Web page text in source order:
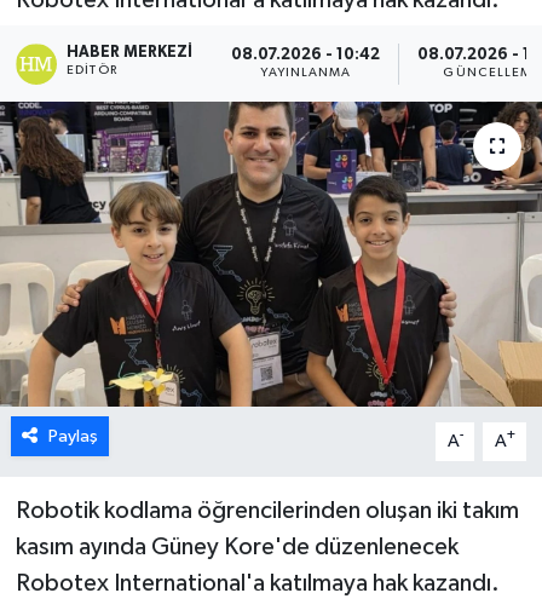
HABER MERKEZI
EDITÖR
08.07.2026 - 10:42
YAYINLANMA
08.07.2026 -
GÜNCELLEME
Paylaş A- A+
Robotik kodlama öğrencilerinden oluşan iki takım
kasım ayında Güney Kore'de düzenlenecek
Robotex International'a katılmaya hak kazandı.
EKONOMİ
ENGLISH
ESENTEPE
GAZİMAĞUSA
GİRNE
GÜNDEM
GÜNEY KIBRIS
İÇ HABERLER
KÜLTÜR SANAT
LAPTA